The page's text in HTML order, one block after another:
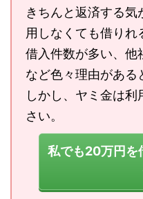
きちんと返済する気
用しなくても借りれ
借入件数が多い、他
など色々理由がある
しかし、ヤミ金は
さい。
私でも20万円を